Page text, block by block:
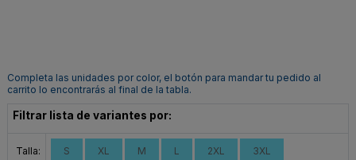
Completa las unidades por color, el botón para mandar tu pedido al
carrito lo encontrarás al final de la tabla.
Filtrar lista de variantes por:
Talla: S XL M L 2XL 3XL